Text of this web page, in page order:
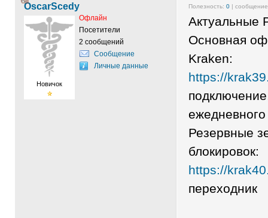
OscarScedy
Новичок
Офлайн
Посетители
2 сообщений
Сообщение
Личные данные
Полезность: 0 |
Актуальные
Основная
Kraken:
https://
Резервные
блокировок:
https://
переходник